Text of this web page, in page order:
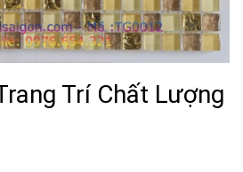
Trí Chất Lượng